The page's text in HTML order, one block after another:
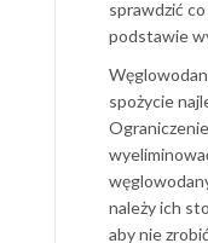
sprawdzić
podstawie
spożycie
należy ich
aby nie